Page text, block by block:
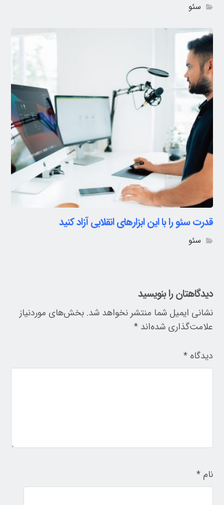
سئو
قدرت سئو را با این ابزارهای انقلابی آزاد کنید
سئو
دیدگاهتان را بنویسید
نشانی ایمیل شما منتشر نخواهد شد. بخش‌های موردنیاز
علامت‌گذاری شده‌اند*
دیدگاه*
نام*